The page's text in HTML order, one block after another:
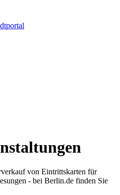
von Eintrittskarten für
- bei Berlin.de finden Sie